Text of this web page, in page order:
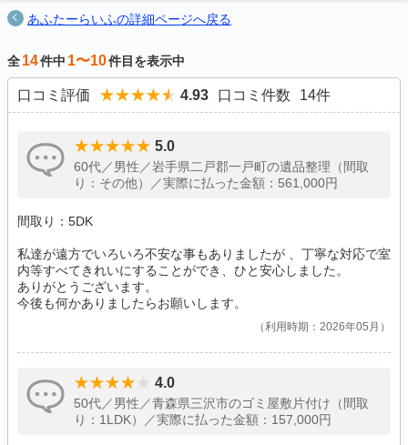
あふたーらいふの詳細ページへ戻る
全14件中 1〜10件目を表示中
口コミ評価 4.93 口コミ件数 14件
5.0
60代／男性／岩手県二戸郡一戸町の遺品整理（間取
り：その他）／実際に払った金額：561,000円
間取り：5DK
私達が遠方でいろいろ不安な事もありましたが 、丁寧な対応で室
内等すべてきれいにすることができ、ひと安心しました。
ありがとうございます。
今後も何かありましたらお願いします。
利用時期：2026年05月
4.0
50代／男性／青森県三沢市のゴミ屋敷片付け（間取
り：1LDK）／実際に払った金額：157,000円